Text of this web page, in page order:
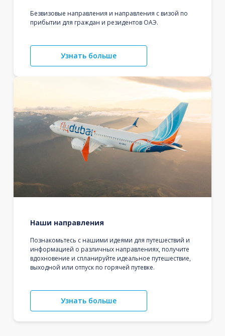
Безвизовые направления и направления с визой по
прибытии для граждан и резидентов ОАЭ.
Узнать больше
Наши направления
Познакомьтесь с нашими идеями для путешествий и
информацией о различных направлениях, получите
вдохновение и спланируйте идеальное путешествие,
выходной или отпуск по горячей путевке.
Узнать больше